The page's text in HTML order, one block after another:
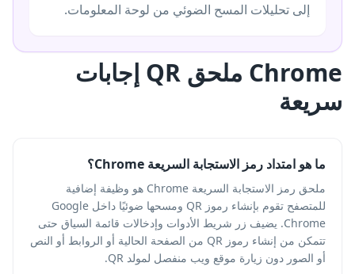
إلى تحليلات المسح الضوئي من لوحة المعلومات.
Chrome ملحق QR إجابات
سريعة
ما هو امتداد رمز الاستجابة السريعة Chrome؟
ملحق رمز الاستجابة السريعة Chrome هو وظيفة إضافية
للمتصفح تقوم بإنشاء رموز QR ومسحها ضوئيًا داخل Google
Chrome. يضيف زر شريط الأدوات وإدخالات قائمة السياق حتى
تتمكن من إنشاء رموز QR من الصفحة الحالية أو الروابط أو النص
أو الصور دون زيارة موقع ويب منفصل لمولد QR.